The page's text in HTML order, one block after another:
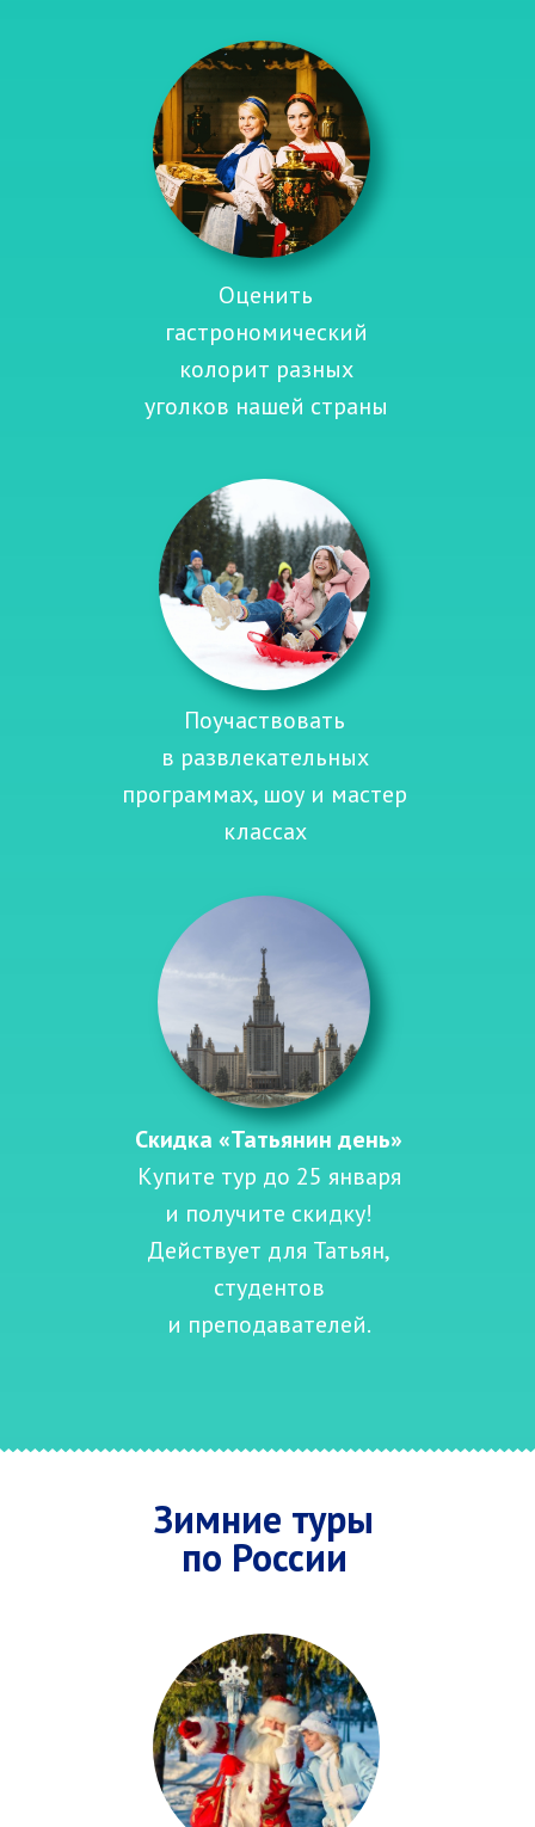
Поучаствовать
в развлекательных
программах, шоу и мастер
классах
Оценить
гастрономический
колорит разных
уголков нашей страны
Скидка «Татьянин день»
Купите тур до 25 января
и получите скидку!
Действует для Татьян,
студентов
и преподавателей.
Зимние туры
по России